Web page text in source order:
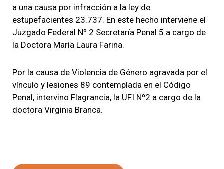
a una causa por infracción a la ley de
estupefacientes 23.737. En este hecho interviene el
Juzgado Federal Nº 2 Secretaría Penal 5 a cargo de
la Doctora María Laura Farina.
Por la causa de Violencia de Género agravada por el
vínculo y lesiones 89 contemplada en el Código
Penal, intervino Flagrancia, la UFI Nº2 a cargo de la
doctora Virginia Branca.